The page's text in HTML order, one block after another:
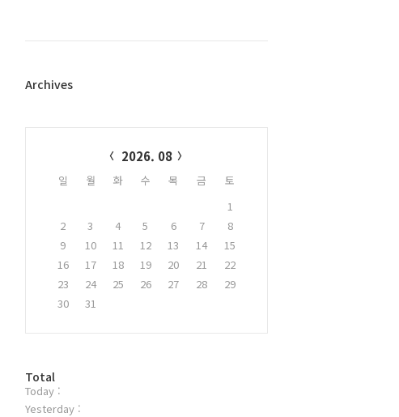
플
Archives
2026. 08
일 월 화 수 목 금
토
1
2
3 4 5 6 7
8
9
10 11 12 13 14
15
16
17 18 19 20 21
22
23
24 25 26 27 28
29
30
31
방
문
자
Total
Today :
Yesterday :